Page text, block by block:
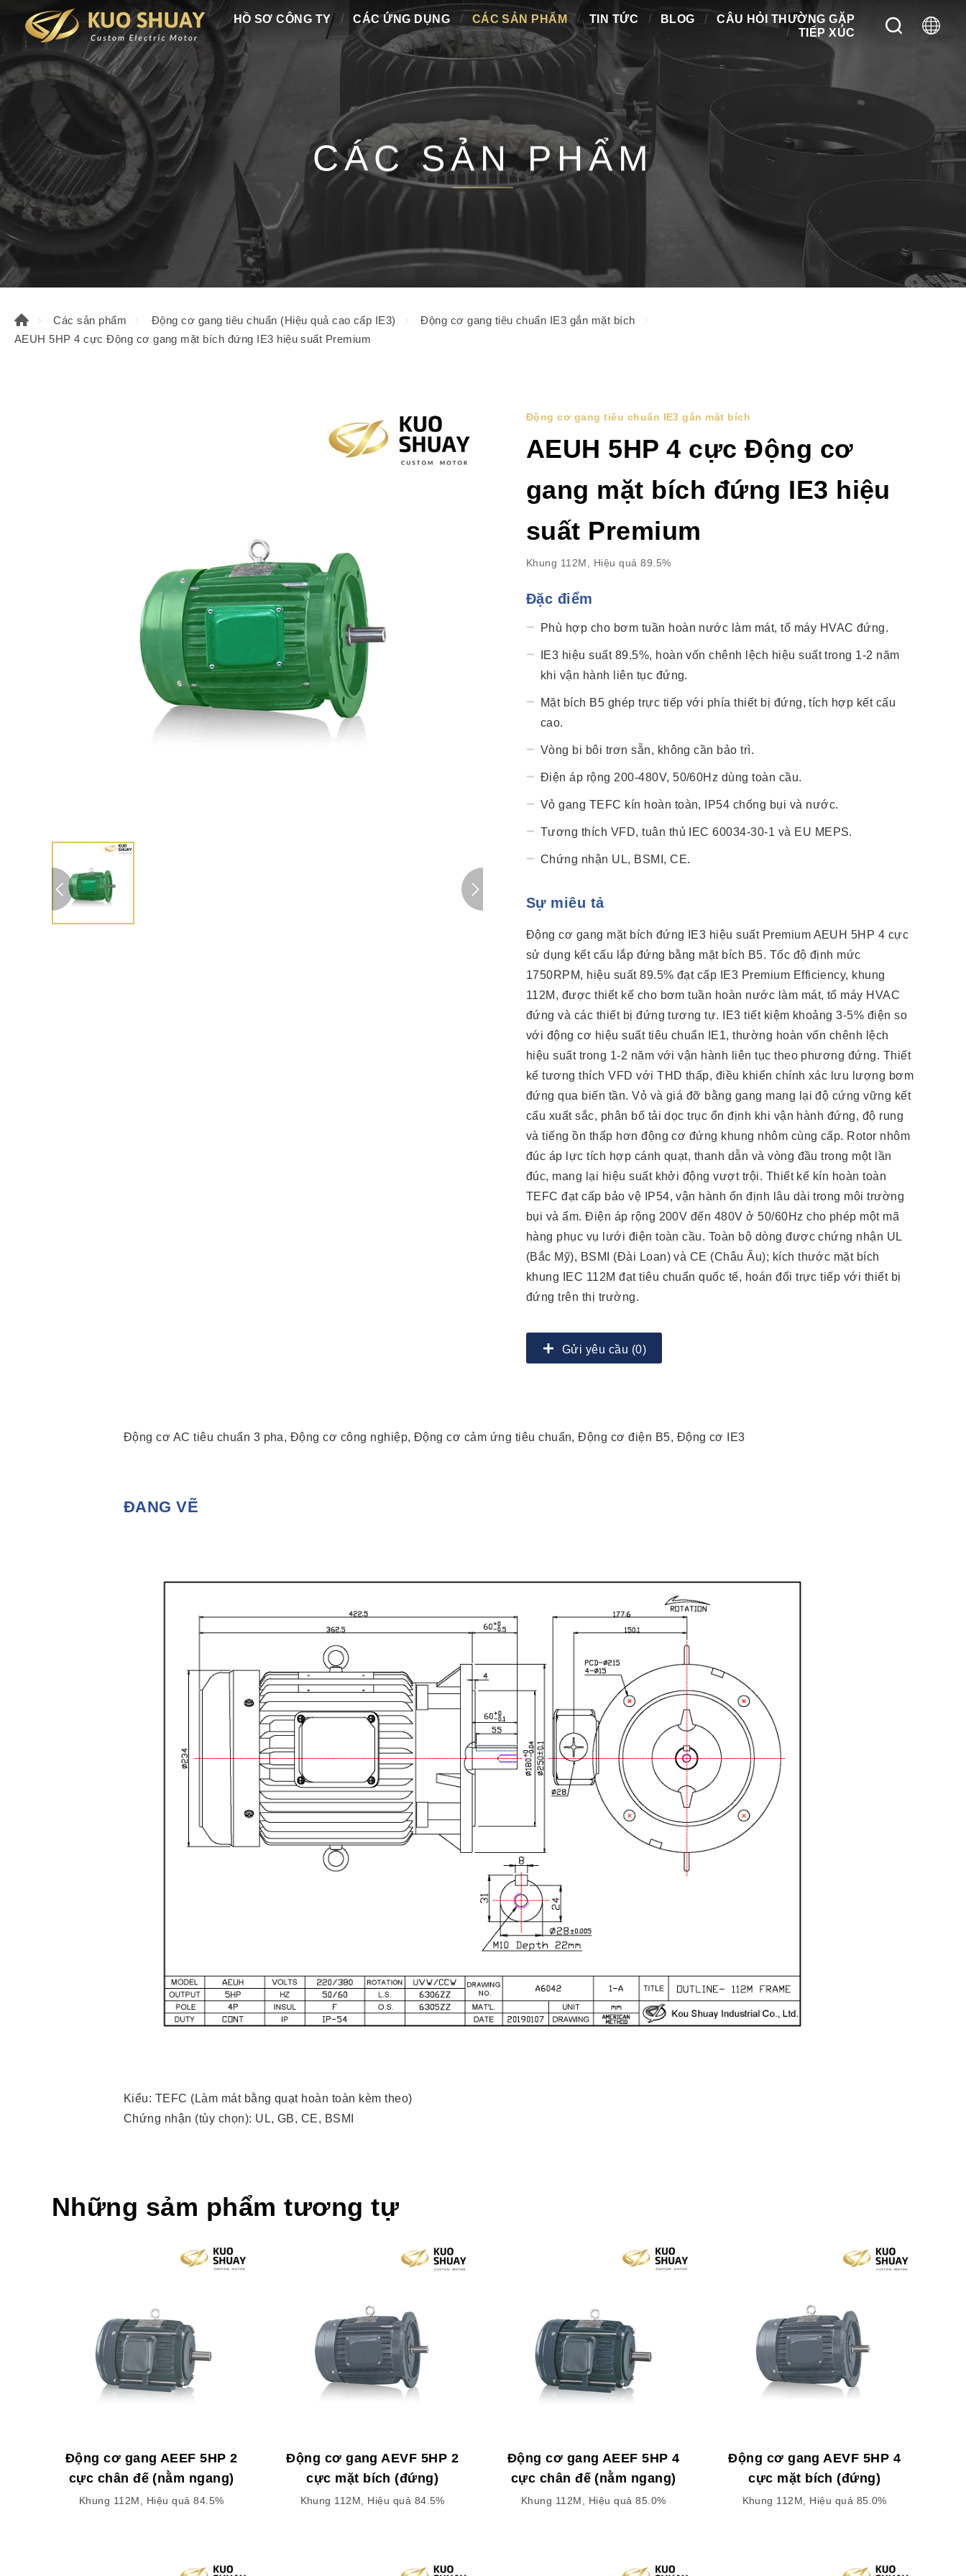
HỒ SƠ CÔNG TY CÁC ỨNG DỤNG CÁC SẢN PHẨM TIN TỨC BLOG
CÂU HỎI THƯỜNG GẶP
TIẾP XÚC
CÁC SẢN PHẨM
Các sản phẩm Động cơ gang tiêu chuẩn (Hiệu quả cao cấp IE3)
Động cơ gang tiêu chuẩn IE3 gắn mặt bích
AEUH 5HP 4 cực Động cơ gang mặt bích đứng IE3 hiệu suất Premium
Động cơ gang tiêu chuẩn IE3 gắn mặt bích
AEUH 5HP 4 cực Động cơ
gang mặt bích đứng IE3 hiệu
suất Premium
Khung 112M, Hiệu quả 89.5%
Đặc điểm
Phù hợp cho bơm tuần hoàn nước làm mát, tổ máy HVAC đứng.
IE3 hiệu suất 89.5%, hoàn vốn chênh lệch hiệu suất trong 1-2 năm
khi vận hành liên tục đứng.
Mặt bích B5 ghép trực tiếp với phía thiết bị đứng, tích hợp kết cấu
cao.
Vòng bi bôi trơn sẵn, không cần bảo trì.
Điện áp rộng 200-480V, 50/60Hz dùng toàn cầu.
Vỏ gang TEFC kín hoàn toàn, IP54 chống bụi và nước.
Tương thích VFD, tuân thủ IEC 60034-30-1 và EU MEPS.
Chứng nhận UL, BSMI, CE.
Sự miêu tả
Động cơ gang mặt bích đứng IE3 hiệu suất Premium AEUH 5HP 4 cực
sử dụng kết cấu lắp đứng bằng mặt bích B5. Tốc độ định mức
1750RPM, hiệu suất 89.5% đạt cấp IE3 Premium Efficiency, khung
112M, được thiết kế cho bơm tuần hoàn nước làm mát, tổ máy HVAC
đứng và các thiết bị đứng tương tự. IE3 tiết kiệm khoảng 3-5% điện so
với động cơ hiệu suất tiêu chuẩn IE1, thường hoàn vốn chênh lệch
hiệu suất trong 1-2 năm với vận hành liên tục theo phương đứng. Thiết
kế tương thích VFD với THD thấp, điều khiển chính xác lưu lượng bơm
đứng qua biến tần. Vỏ và giá đỡ bằng gang mang lại độ cứng vững kết
cấu xuất sắc, phân bố tải dọc trục ổn định khi vận hành đứng, độ rung
và tiếng ồn thấp hơn động cơ đứng khung nhôm cùng cấp. Rotor nhôm
đúc áp lực tích hợp cánh quạt, thanh dẫn và vòng đầu trong một lần
đúc, mang lại hiệu suất khởi động vượt trội. Thiết kế kín hoàn toàn
TEFC đạt cấp bảo vệ IP54, vận hành ổn định lâu dài trong môi trường
bụi và ẩm. Điện áp rộng 200V đến 480V ở 50/60Hz cho phép một mã
hàng phục vụ lưới điện toàn cầu. Toàn bộ dòng được chứng nhận UL
(Bắc Mỹ), BSMI (Đài Loan) và CE (Châu Âu); kích thước mặt bích
khung IEC 112M đạt tiêu chuẩn quốc tế, hoán đổi trực tiếp với thiết bị
đứng trên thị trường.
Gửi yêu cầu (0)
Động cơ AC tiêu chuẩn 3 pha, Động cơ công nghiệp, Động cơ cảm ứng tiêu chuẩn, Động cơ điện B5, Động cơ IE3
ĐANG VẼ
Kiểu: TEFC (Làm mát bằng quạt hoàn toàn kèm theo)
Chứng nhận (tùy chọn): UL, GB, CE, BSMI
Những sảm phẩm tương tự
Động cơ gang AEEF 5HP 2
cực chân đế (nằm ngang)
Khung 112M, Hiệu quả 84.5%
Động cơ gang AEVF 5HP 2
cực mặt bích (đứng)
Khung 112M, Hiệu quả 84.5%
Động cơ gang AEEF 5HP 4
cực chân đế (nằm ngang)
Khung 112M, Hiệu quả 85.0%
Động cơ gang AEVF 5HP 4
cực mặt bích (đứng)
Khung 112M, Hiệu quả 85.0%